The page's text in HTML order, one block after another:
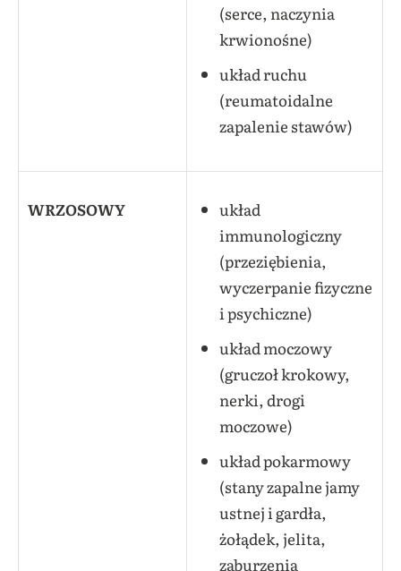
(serce, naczynia
krwionośne)
układ ruchu
(reumatoidalne
zapalenie stawów)
WRZOSOWY
układ
immunologiczny
(przeziębienia,
wyczerpanie fizyczne
i psychiczne)
układ moczowy
(gruczoł krokowy,
nerki, drogi
moczowe)
układ pokarmowy
(stany zapalne jamy
ustnej i gardła,
żołądek, jelita,
zaburzenia